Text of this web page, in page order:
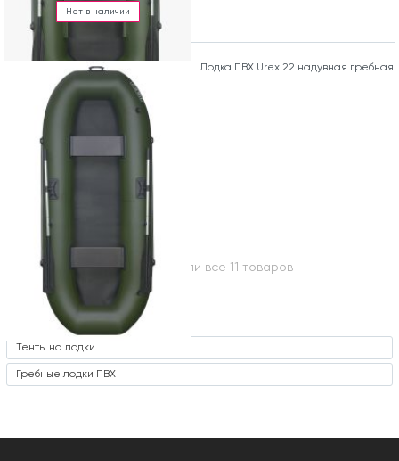
Нет в наличии
Лодка ПВХ Urex 22 надувная гребная
Вы посмотрели все 11 товаров
Часто ищут
Тенты на лодки
Гребные лодки ПВХ